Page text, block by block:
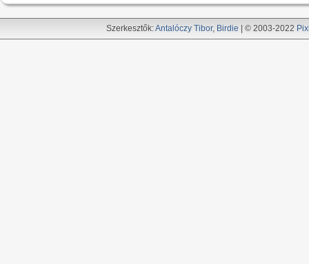
Szerkesztők:Antalóczy Tibor, Birdie | © 2003-2022